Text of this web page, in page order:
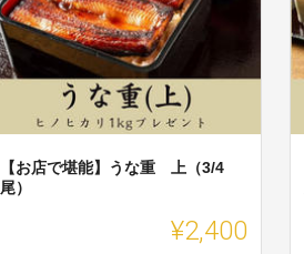
【お店で堪能】うな重 上（3/4
尾）
¥2,400